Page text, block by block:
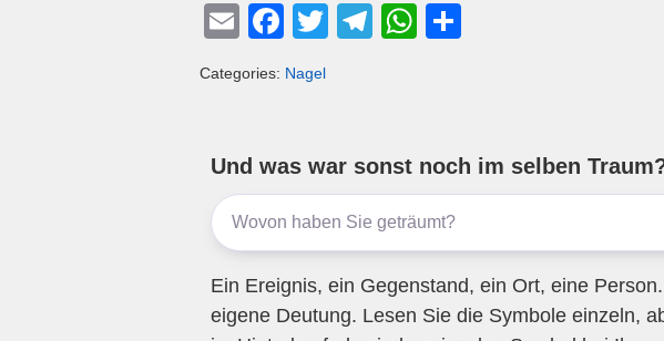
E
ail
F
c
b
o
o
T
T
a
m
W
A
p
p
Categories: Nagel
Und was war sonst noch im selben
Ein Ereignis, ein Gegenstand, ein Ort, eine
eigene Deutung. Lesen Sie die Symbole einzeln,